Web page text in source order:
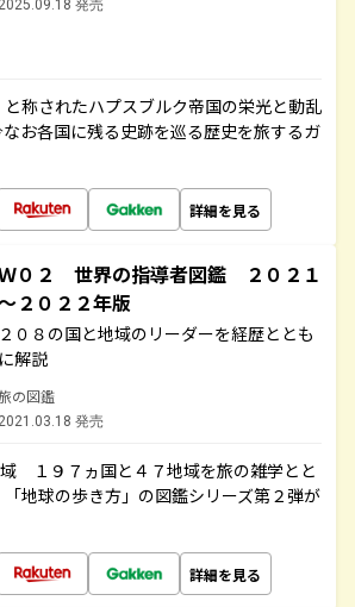
2025.09.18 発売
と称されたハプスブルク帝国の栄光と動乱
お各国に残る史跡を巡る歴史を旅するガ
詳細を見る
０２ 世界の指導者図鑑 ２０２１
２０２２年版
２０８の国と地域のリーダーを経歴ととも
に解説
の図鑑
2021.03.18 発売
域 １９７ヵ国と４７地域を旅の雑学とと
地球の歩き方」の図鑑シリーズ第２弾が
詳細を見る